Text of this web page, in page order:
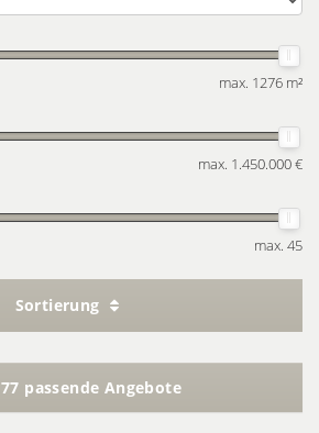
max. 1276 m²
max. 1.450.000 €
max. 45
Sortierung
77 passende Angebote